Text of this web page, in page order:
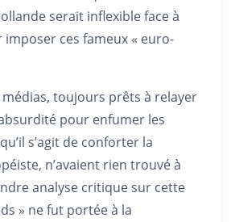
serait inflexible face à
ces fameux « euro-
toujours prêts à relayer
pour enfumer les
s’agit de conforter la
n’avaient rien trouvé à
analyse critique sur cette
» ne fut portée à la